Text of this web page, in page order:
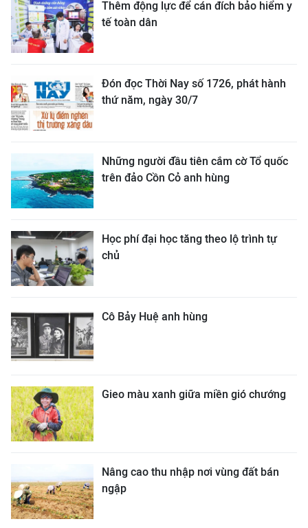
Thêm động lực để cán đích bảo hiểm y
tế toàn dân
Đón đọc Thời Nay số 1726, phát hành
thứ năm, ngày 30/7
Những người đầu tiên cắm cờ Tổ quốc
trên đảo Cồn Cỏ anh hùng
Học phí đại học tăng theo lộ trình tự
chủ
Cô Bảy Huệ anh hùng
Gieo màu xanh giữa miền gió chướng
Nâng cao thu nhập nơi vùng đất bán
ngập